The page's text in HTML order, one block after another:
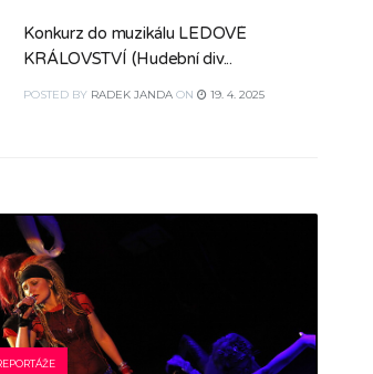
Konkurz do muzikálu LEDOVÉ
KRÁLOVSTVÍ (Hudební div...
POSTED BY RADEK JANDA ON 19. 4. 2025